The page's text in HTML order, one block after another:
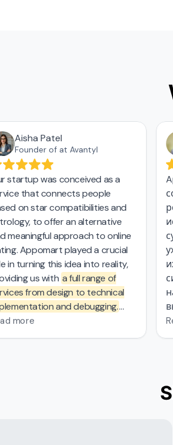
Aisha Patel
Founder of at Avantyl
startup was conceived as a
that connects people
on star compatibilities and
to offer an alternative
meaningful approach to online
Appomart played a crucial
in turning this idea into reality,
us with a full range of
from design to technical
and debugging.
managed the complex
creative solutions for
more